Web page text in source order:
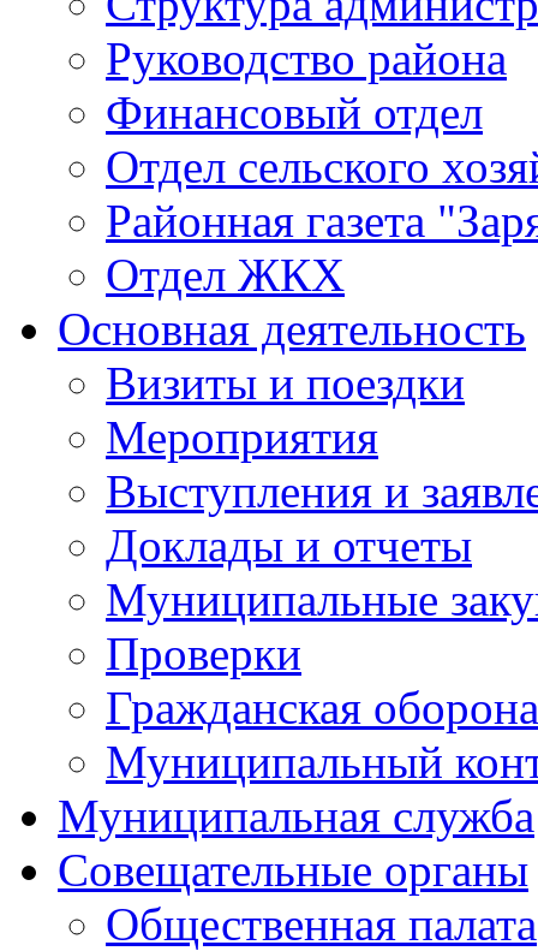
Руководство района
Финансовый отдел
Отдел сельского
Районная газета
Отдел ЖКХ
Основная деятельность
Визиты и поездки
Мероприятия
Выступления и
Доклады и отчеты
Муниципальные
Проверки
Гражданская
Муниципальный
Муниципальная служба
Совещательные органы
Общественная палата